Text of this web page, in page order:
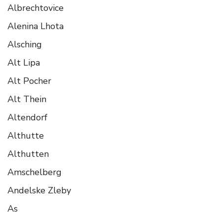
Albrechtovice
Alenina Lhota
Alsching
Alt Lipa
Alt Pocher
Alt Thein
Altendorf
Althutte
Althutten
Amschelberg
Andelske Zleby
As